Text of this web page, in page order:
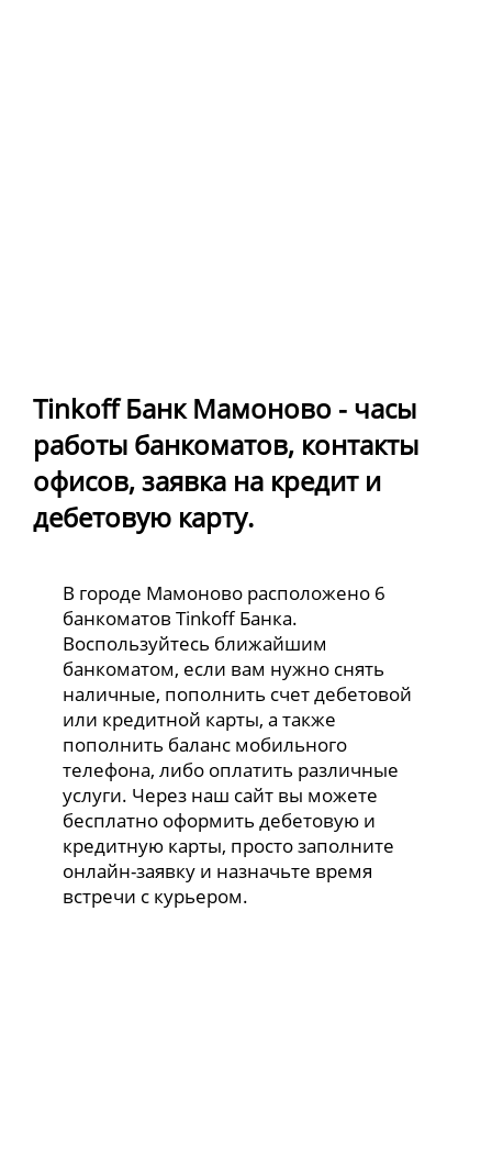
Tinkoff Банк Мамоново - часы
работы банкоматов, контакты
офисов, заявка на кредит и
дебетовую карту.
В городе Мамоново расположено 6
банкоматов Tinkoff Банка.
Воспользуйтесь ближайшим
банкоматом, если вам нужно снять
наличные, пополнить счет дебетовой
или кредитной карты, а также
пополнить баланс мобильного
телефона, либо оплатить различные
услуги. Через наш сайт вы можете
бесплатно оформить дебетовую и
кредитную карты, просто заполните
онлайн-заявку и назначьте время
встречи с курьером.